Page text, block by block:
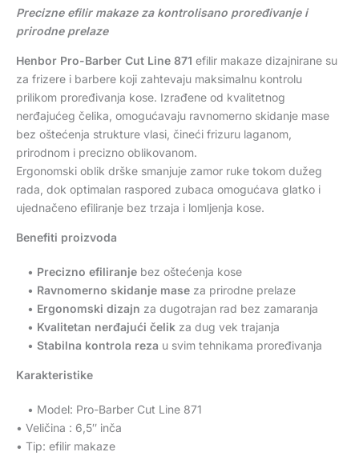
Precizne efilir makaze za kontrolisano proređivanje i
prirodne prelaze
Henbor Pro-Barber Cut Line 871 efilir makaze dizajnirane su
za frizere i barbere koji zahtevaju maksimalnu kontrolu
prilikom proređivanja kose. Izrađene od kvalitetnog
nerđajućeg čelika, omogućavaju ravnomerno skidanje mase
bez oštećenja strukture vlasi, čineći frizuru laganom,
prirodnom i precizno oblikovanom.
Ergonomski oblik drške smanjuje zamor ruke tokom dužeg
rada, dok optimalan raspored zubaca omogućava glatko i
ujednačeno efiliranje bez trzaja i lomljenja kose.
Benefiti proizvoda
• Precizno efiliranje bez oštećenja kose
• Ravnomerno skidanje mase za prirodne prelaze
• Ergonomski dizajn za dugotrajan rad bez zamaranja
• Kvalitetan nerđajući čelik za dug vek trajanja
• Stabilna kontrola reza u svim tehnikama proređivanja
Karakteristike
• Model: Pro-Barber Cut Line 871
• Veličina : 6,5″ inča
• Tip: efilir makaze